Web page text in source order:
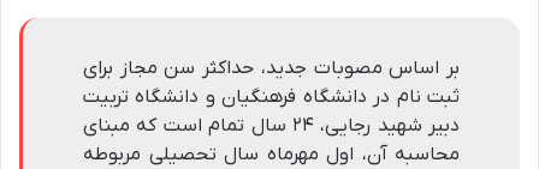
بر اساس مصوبات جدید، حداکثر سن مجاز برای
ثبت نام در دانشگاه فرهنگیان و دانشگاه تربیت
دبیر شهید رجایی، ۲۴ سال تمام است که مبنای
محاسبه آن، اول مهرماه سال تحصیلی مربوطه